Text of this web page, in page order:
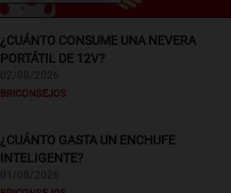
¿CUÁNTO CONSUME UNA NEVERA
PORTÁTIL DE 12V?
BRICONSEJOS
¿CUÁNTO GASTA UN ENCHUFE
INTELIGENTE?